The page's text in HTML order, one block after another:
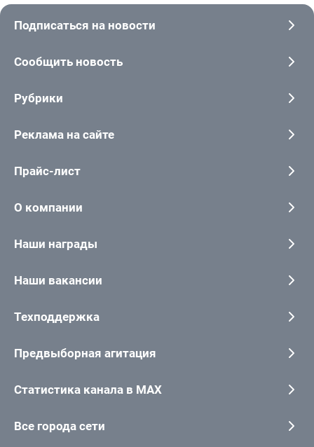
Подписаться на новости
Сообщить новость
Рубрики
Реклама на сайте
Прайс-лист
О компании
Наши награды
Наши вакансии
Техподдержка
Предвыборная агитация
Статистика канала в MAX
Все города сети